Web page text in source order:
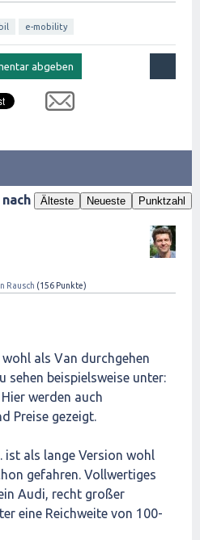
e-mobility
Älteste Neueste Punktzahl
Rausch (156 Punkte)
als Van durchgehen
sehen beispielsweise unter:
werden auch
Preise gezeigt.
ist als lange Version wohl
gefahren. Vollwertiges
Audi, recht großer
eine Reichweite von 100-